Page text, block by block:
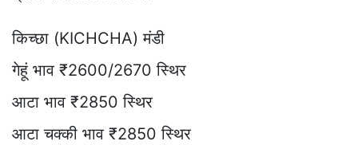
किच्छा (KICHCHA) मंडी
गेहूं भाव ₹2600/2670 स्थिर
आटा भाव ₹2850 स्थिर
आटा चक्की भाव ₹2850 स्थिर